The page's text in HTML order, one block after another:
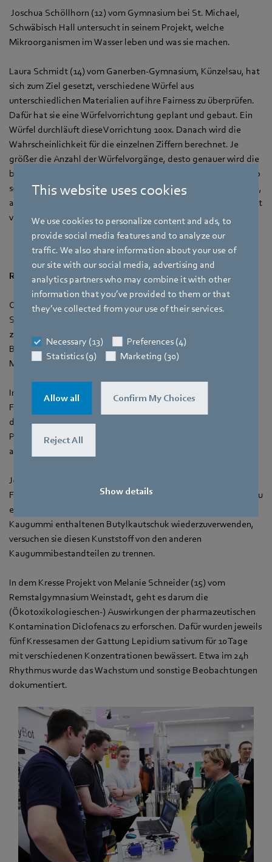
This website uses cookies
We use cookies to personalize content and ads, to
provide social media features and to analyze our
traffic. We also share information about your use of
our site with our social media, advertising and
analytics partners who may combine it with other
information that you’ve provided to them or that
they’ve collected from your use of their services.
Necessary (13)
Preferences (4)
Statistics (9)
Marketing (30)
Allow all Confirm My Choices
Reject All
Show details
Joschua Schöllhorn (12) vom Gymnasium bei St. Michael,
Schwäbisch Hall untersucht in seinem Projekt, welche
Mikroorganismen im Wasser leben und was sie machen.
Laura Schmidt (14) vom Ganerben-Gymnasium, Künzelsau, hat
sich zum Ziel gesetzt, verschiedene Würfel aus
unterschiedlichen Materialien auf ihre Fairness zu überprüfen.
Dafür hat sie eine Würfelvorrichtung geplant und gebaut. Ein
Würfel durchläuft diese Vorrichtung 100x. Danach wird die
Wahrscheinlichkeit für die einzelnen Ziffern berechnet. Je
größer die Anzahl der Würfelvorgänge, desto genauer wird die
bestimmte Wahrscheinlichkeit (Gesetz der großen Zahlen). So
soll herausgefunden werden, ob die getesteten Würfel fair sind,
also die einzelnen Ziffern 1 bis 6 jeweils eine Wahrscheinlichkeit
von 1:6 haben.
Region Stuttgart:
Otto Erwerle (9) von der Hofäckerschule, Sersheim, misst die
Strömungsgeschwindigkeit an der Metter von der Quelle bis
zur Mündung in die Enz. Gemessen wird mit unterschiedlichen
Booten, an jedem Ort mehrfach, nach Zuflüssen. Die
Messdaten werden ausgewertet.
Im Rahmen dieses Projektes hat Can Lehmann (17) vom
Friedrich Schiller Gymnasium, Marbach am Neckar, eine
domänenspezifische Programmiersprache innerhalb der
Programmiersprache Nim entwickelt. Sie kann Programme
automatisch nach deren Eingabeparametern ableiten.
Jonas Nothhelfer (16) und Jonathan Freiwald (16) vom
Friedrich-List-Gymnasium Asperg, konzentrieren sich auf genau
einen Kunststoffbestandteil, den Butylkautschuk. Um den im
Kaugummi enthaltenen Butylkautschuk wiederzuverwenden,
versuchen sie diesen Kunststoff von den anderen
Kaugummibestandteilen zu trennen.
In dem Kresse Projekt von Melanie Schneider (15) vom
Remstalgymnasium Weinstadt, geht es darum die
(Ökotoxikologieschen-) Auswirkungen der pharmazeutischen
Kontamination Diclofenacs zu erforschen. Dafür wurden jeweils
fünf Kressesamen der Gattung Lepidium sativum für 10 Tage
mit verschiedenen Konzentrationen bewässert. Etwa im 24h
Rhythmus wurde das Wachstum und sonstige Beobachtungen
dokumentiert.